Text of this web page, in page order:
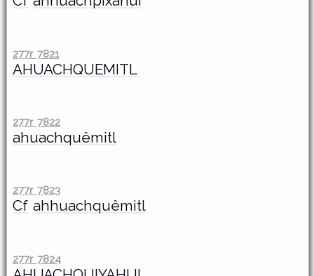
277r 7821
AHUACHQUEMITL
277r 7822
ahuachquêmitl
277r 7823
Cf ahhuachquêmitl
277r 7824